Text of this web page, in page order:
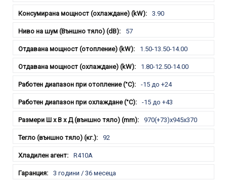
3.90
57
1.50-13.50-14.00
1.80-12.50-14.00
-15 до +24
-15 до +43
970(+73)x945x370
92
R410A
3 години / 36 месеца